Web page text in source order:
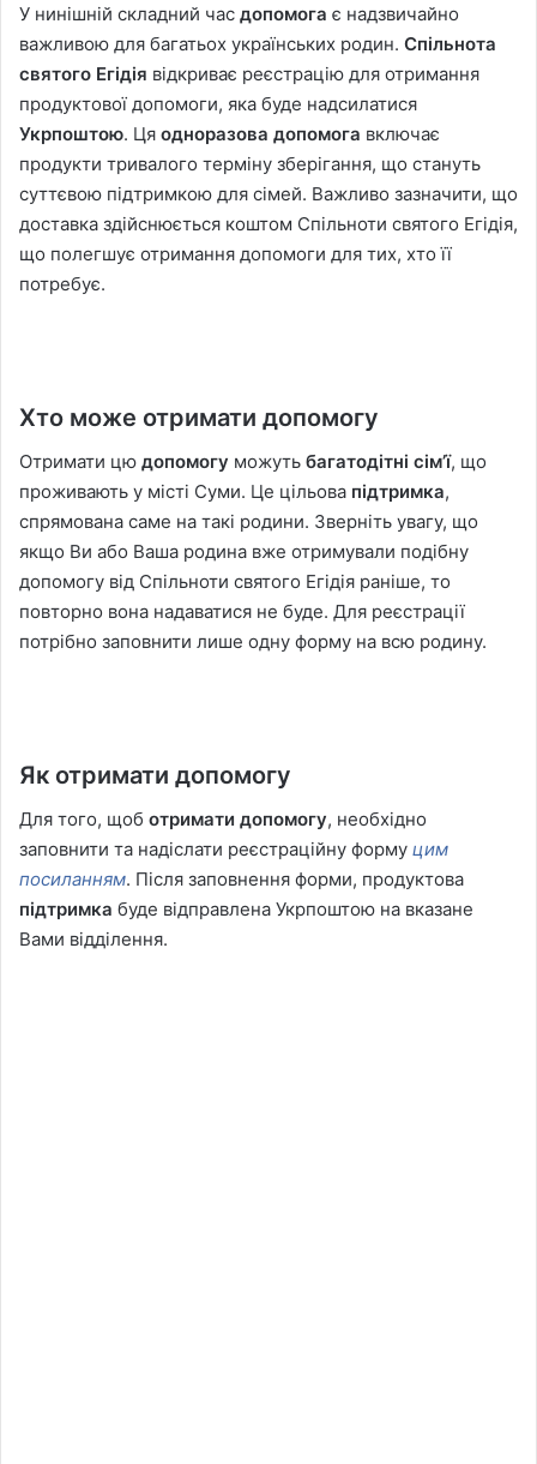
У нинішній складний час допомога є надзвичайно
важливою для багатьох українських родин. Спільнота
святого Егідія відкриває реєстрацію для отримання
продуктової допомоги, яка буде надсилатися
Укрпоштою. Ця одноразова допомога включає
продукти тривалого терміну зберігання, що стануть
суттєвою підтримкою для сімей. Важливо зазначити, що
доставка здійснюється коштом Спільноти святого Егідія,
що полегшує отримання допомоги для тих, хто її
потребує.
Хто може отримати допомогу
Отримати цю допомогу можуть багатодітні сім’ї, що
проживають у місті Суми. Це цільова підтримка,
спрямована саме на такі родини. Зверніть увагу, що
якщо Ви або Ваша родина вже отримували подібну
допомогу від Спільноти святого Егідія раніше, то
повторно вона надаватися не буде. Для реєстрації
потрібно заповнити лише одну форму на всю родину.
Як отримати допомогу
Для того, щоб отримати допомогу, необхідно
заповнити та надіслати реєстраційну форму цим
посиланням. Після заповнення форми, продуктова
підтримка буде відправлена Укрпоштою на вказане
Вами відділення.